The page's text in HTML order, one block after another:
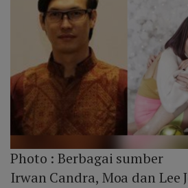
Photo :Berbagai sumber
Irwan Candra, Moa dan Lee